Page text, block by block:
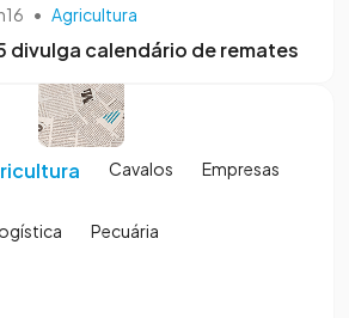
• Agricultura
divulga calendário de remates
Cavalos Empresas
Pecuária